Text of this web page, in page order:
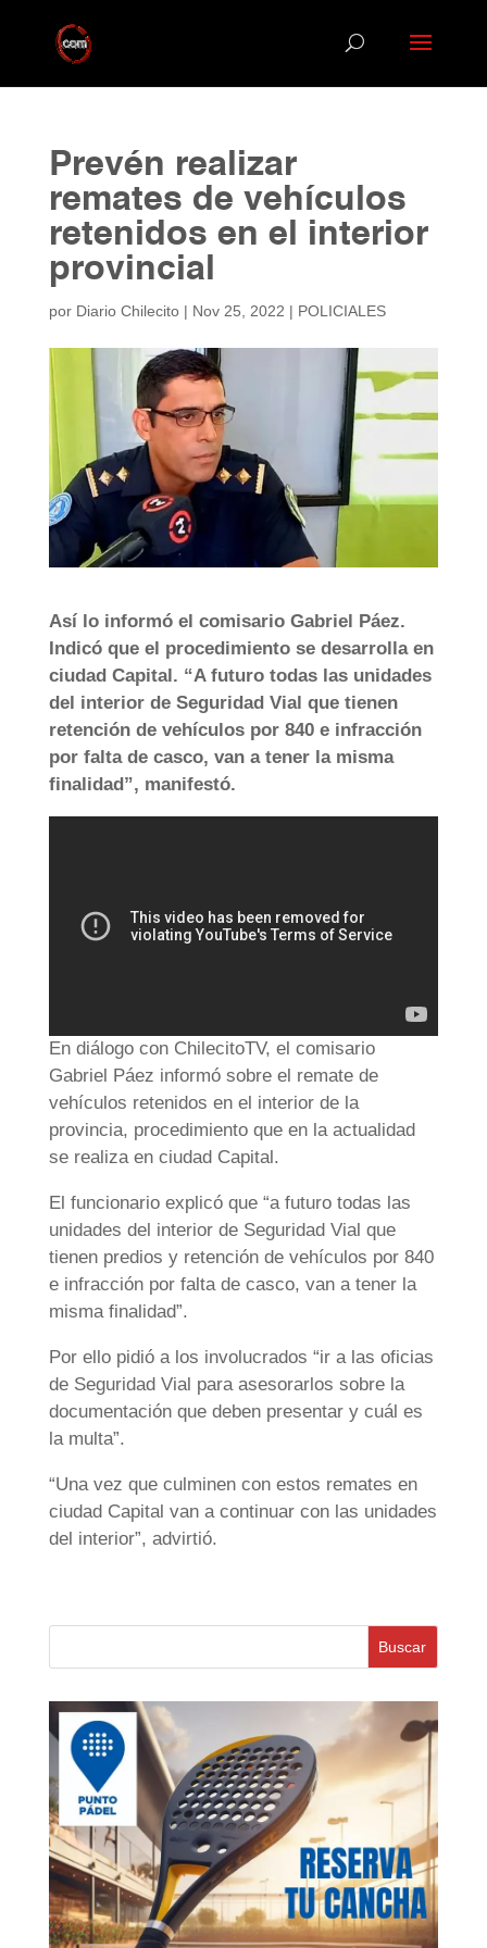
Prevén realizar
remates de vehículos
retenidos en el interior
provincial
por Diario Chilecito| Nov 25, 2022 | POLICIALES
Así lo informó el comisario Gabriel Páez.
Indicó que el procedimiento se desarrolla en
ciudad Capital. “A futuro todas las unidades
del interior de Seguridad Vial que tienen
retención de vehículos por 840 e infracción
por falta de casco, van a tener la misma
finalidad”, manifestó.
En diálogo con ChilecitoTV, el comisario
Gabriel Páez informó sobre el remate de
vehículos retenidos en el interior de la
provincia, procedimiento que en la actualidad
se realiza en ciudad Capital.
El funcionario explicó que “a futuro todas las
unidades del interior de Seguridad Vial que
tienen predios y retención de vehículos por 840
e infracción por falta de casco, van a tener la
misma finalidad”.
Por ello pidió a los involucrados “ir a las oficias
de Seguridad Vial para asesorarlos sobre la
documentación que deben presentar y cuál es
la multa”.
“Una vez que culminen con estos remates en
ciudad Capital van a continuar con las unidades
del interior”, advirtió.
Buscar